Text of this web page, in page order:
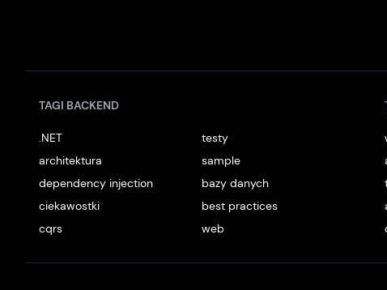
TAGI BACKEND
.NET
testy
architektura
sample
dependency injection
bazy danych
ciekawostki
best practices
cqrs
web